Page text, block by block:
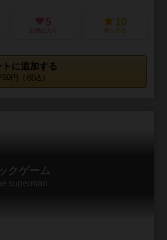
5
お気に入り
10
持ってる
トに追加する
円（税込）
クゲーム
superman